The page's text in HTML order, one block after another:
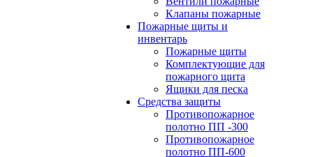
Клапаны пожарные
Пожарные щиты и
инвентарь
Пожарные щиты
Комплектующие для
пожарного щита
Ящики для песка
Средства защиты
Противопожарное
полотно ПП -300
Противопожарное
полотно ПП-600